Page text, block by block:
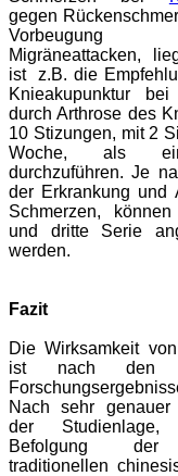
gegen
Migräneattacken,
ist z.B. die
Knieakupunktur bei
durch Arthrose des
10 Stizungen, mit 2
Woche, als
durchzuführen. Je
der Erkrankung und
Schmerzen,
und dritte Serie
werden.
Fazit
Die Wirksamkeit
ist nach den
Nach sehr genauer
der Studienlage,
Befolgung der
traditionellen